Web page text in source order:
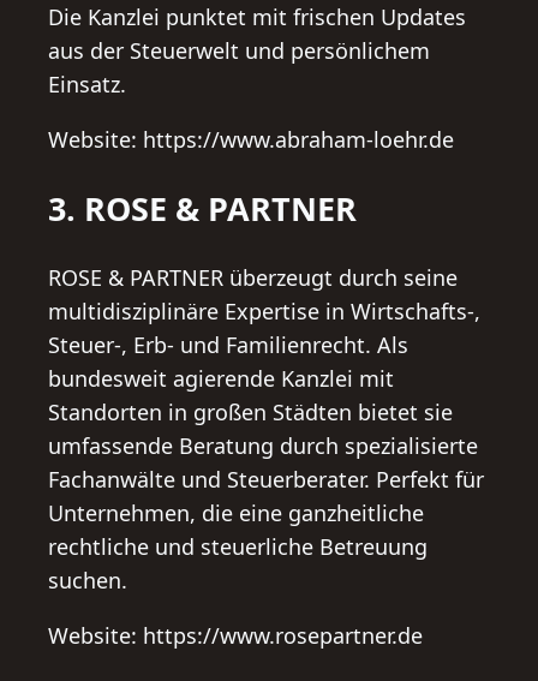
Die Kanzlei punktet mit frischen Updates
aus der Steuerwelt und persönlichem
Einsatz.
Website: https://www.abraham-loehr.de
3. ROSE & PARTNER
ROSE & PARTNER überzeugt durch seine
multidisziplinäre Expertise in Wirtschafts-,
Steuer-, Erb- und Familienrecht. Als
bundesweit agierende Kanzlei mit
Standorten in großen Städten bietet sie
umfassende Beratung durch spezialisierte
Fachanwälte und Steuerberater. Perfekt für
Unternehmen, die eine ganzheitliche
rechtliche und steuerliche Betreuung
suchen.
Website: https://www.rosepartner.de